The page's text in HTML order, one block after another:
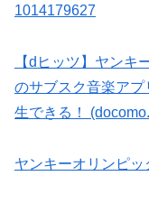
1014179627
【dヒッツ】ヤンキ
のサブスク音楽ア
生できる！
ヤンキーオリンピ